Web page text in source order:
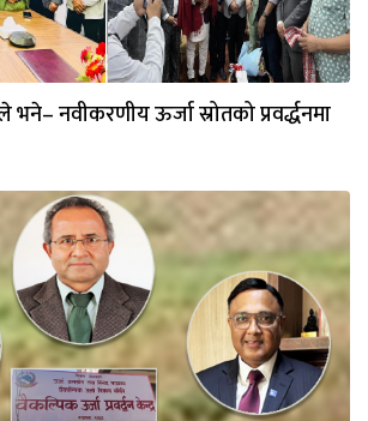
भने– नवीकरणीय ऊर्जा स्रोतको प्रवर्द्धनमा